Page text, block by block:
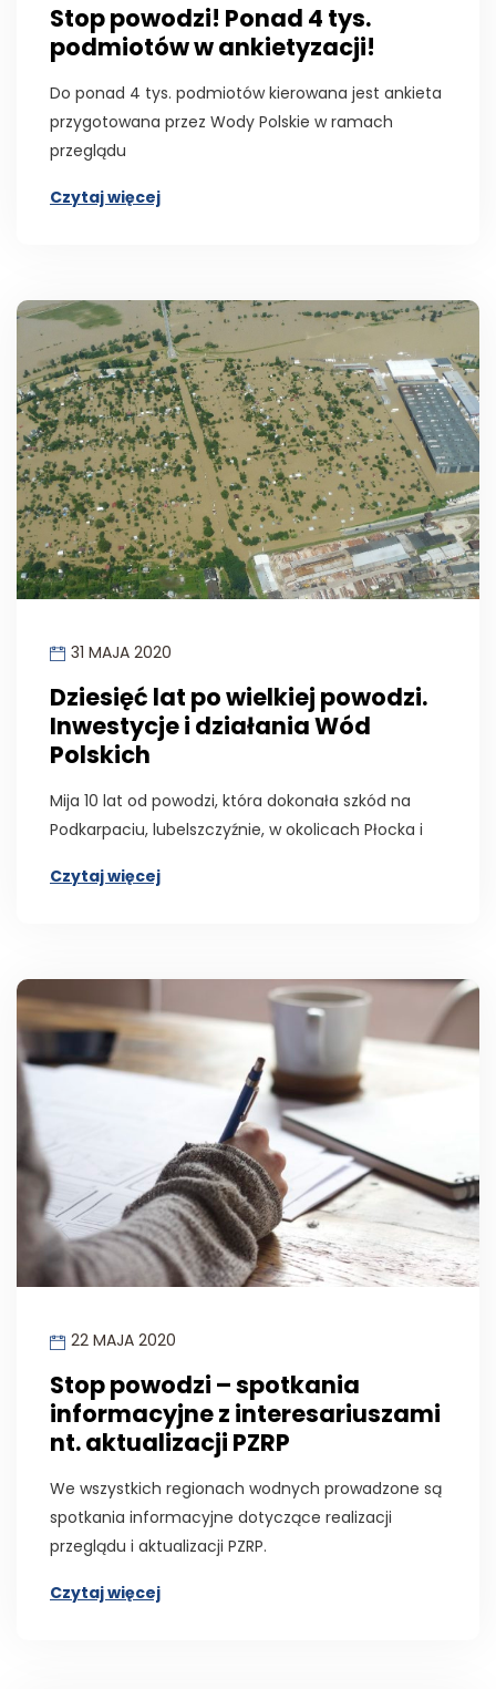
Stop powodzi! Ponad 4 tys.
podmiotów w ankietyzacji!
Do ponad 4 tys. podmiotów kierowana jest ankieta
przygotowana przez Wody Polskie w ramach
przeglądu
Czytaj więcej
31 MAJA 2020
Dziesięć lat po wielkiej powodzi.
Inwestycje i działania Wód
Polskich
Mija 10 lat od powodzi, która dokonała szkód na
Podkarpaciu, lubelszczyźnie, w okolicach Płocka i
Czytaj więcej
22 MAJA 2020
Stop powodzi – spotkania
informacyjne z interesariuszami
nt. aktualizacji PZRP
We wszystkich regionach wodnych prowadzone są
spotkania informacyjne dotyczące realizacji
przeglądu i aktualizacji PZRP.
Czytaj więcej